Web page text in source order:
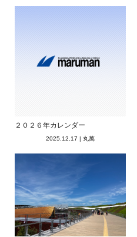
２０２６年カレンダー
2025.12.17 | 丸萬